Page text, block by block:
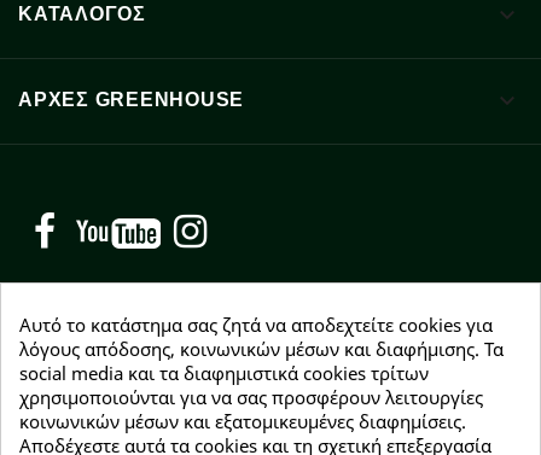
ΚΑΤΑΛΟΓΟΣ 
ΑΡΧΈΣ GREENHOUSE 
Facebook YouTube
NEWSLETTER
Εγγραφείτε δωρεάν και θα είστε οι πρώτοι που θα
λάβετε τα νέα μας γύρω από προσφορές, εκπτώσεις
Αυτό το κατάστημα σας ζητά να αποδεχτείτε cookies για
λόγους απόδοσης, κοινωνικών μέσων και διαφήμισης. Τα
social media και τα διαφημιστικά cookies τρίτων
χρησιμοποιούνται για να σας προσφέρουν λειτουργίες
κοινωνικών μέσων και εξατομικευμένες διαφημίσεις.
Αποδέχεστε αυτά τα cookies και τη σχετική επεξεργασία